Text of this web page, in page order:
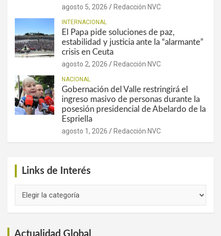
agosto 5, 2026 Redacción NVC
INTERNACIONAL
El Papa pide soluciones de paz,
estabilidad y justicia ante la “alarmante”
crisis en Ceuta
agosto 2, 2026 Redacción NVC
NACIONAL
Gobernación del Valle restringirá el
ingreso masivo de personas durante la
posesión presidencial de Abelardo de la
Espriella
agosto 1, 2026 Redacción NVC
Links de Interés